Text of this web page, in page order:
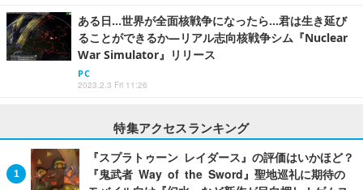
ある日…世界が全面核戦争になったら…君は生き延び
ることができるか―リアル志向核戦争シム『Nuclear
War Simulator』リリース
PC
2023.2.3 Fri 11:26
特集アクセスランキング
『スプラトゥーン レイダース』の評価はいかほど？
『鬼武者 Way of the Sword』聖地巡礼に期待の